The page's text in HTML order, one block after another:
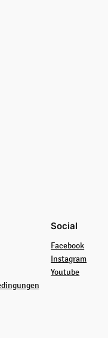
Social
Facebook
Instagram
Youtube